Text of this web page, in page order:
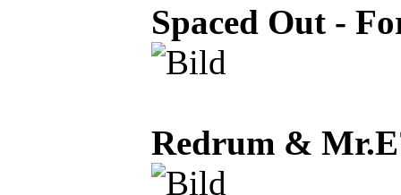
Spaced Out -
Redrum &